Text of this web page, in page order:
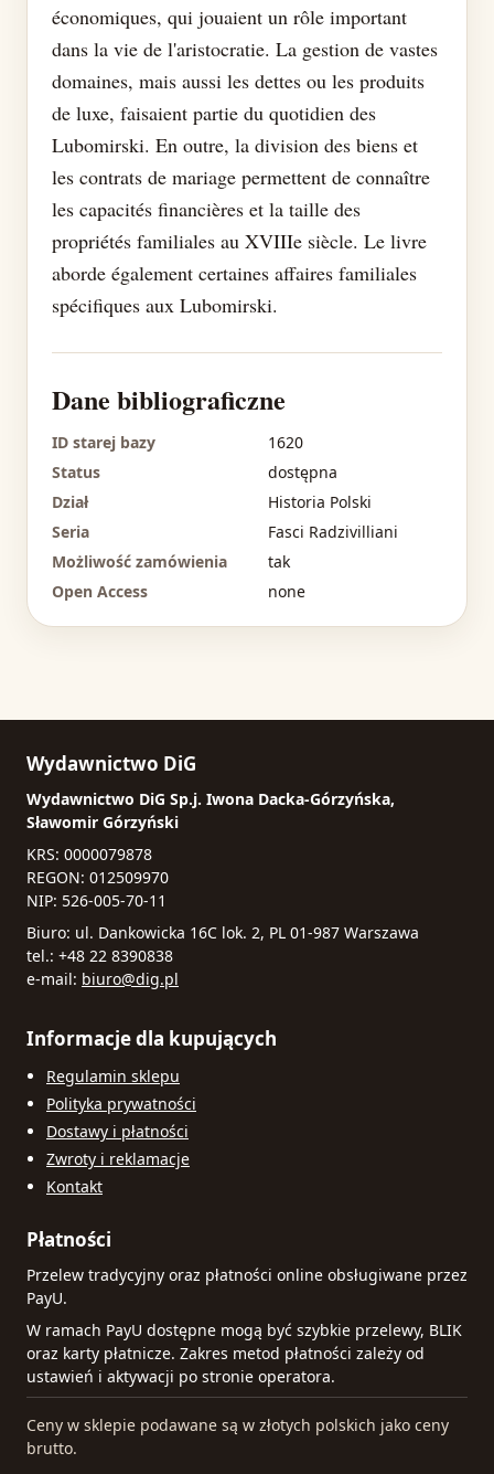
économiques, qui jouaient un rôle important
dans la vie de l'aristocratie. La gestion de vastes
domaines, mais aussi les dettes ou les produits
de luxe, faisaient partie du quotidien des
Lubomirski. En outre, la division des biens et
les contrats de mariage permettent de connaître
les capacités financières et la taille des
propriétés familiales au XVIIIe siècle. Le livre
aborde également certaines affaires familiales
spécifiques aux Lubomirski.
Dane bibliograficzne
ID starej bazy
1620
Status
dostępna
Dział
Historia Polski
Seria
Fasci Radzivilliani
Możliwość zamówienia
tak
Open Access
none
Wydawnictwo DiG
Wydawnictwo DiG Sp.j. Iwona Dacka-Górzyńska,
Sławomir Górzyński
KRS: 0000079878
REGON: 012509970
NIP: 526-005-70-11
Biuro: ul. Dankowicka 16C lok. 2, PL 01-987 Warszawa
tel.: +48 22 8390838
e-mail: biuro@dig.pl
Informacje dla kupujących
Regulamin sklepu
Polityka prywatności
Dostawy i płatności
Zwroty i reklamacje
Kontakt
Płatności
Przelew tradycyjny oraz płatności online obsługiwane przez
PayU.
W ramach PayU dostępne mogą być szybkie przelewy, BLIK
oraz karty płatnicze. Zakres metod płatności zależy od
ustawień i aktywacji po stronie operatora.
Ceny w sklepie podawane są w złotych polskich jako ceny
brutto.